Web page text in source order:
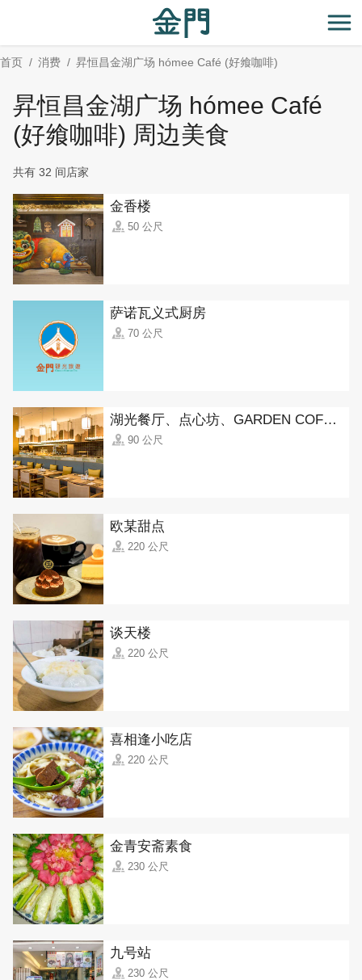
主
要
开
首页 消费 昇恒昌金湖广场 hómee Café (好飨咖啡)
昇恒昌金湖广场 hómee Café
(好飨咖啡) 周边美食
共有 32 间店家
金香楼
50 公尺
萨诺瓦义式厨房
70 公尺
湖光餐厅、点心坊、GARDEN COFFEE(金湖饭店)
90 公尺
欧某甜点
220 公尺
谈天楼
220 公尺
喜相逢小吃店
220 公尺
金青安斋素食
230 公尺
九号站
230 公尺